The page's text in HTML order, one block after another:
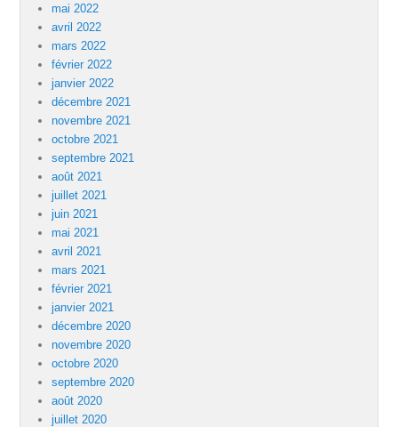
mai 2022
avril 2022
mars 2022
février 2022
janvier 2022
décembre 2021
novembre 2021
octobre 2021
septembre 2021
août 2021
juillet 2021
juin 2021
mai 2021
avril 2021
mars 2021
février 2021
janvier 2021
décembre 2020
novembre 2020
octobre 2020
septembre 2020
août 2020
juillet 2020